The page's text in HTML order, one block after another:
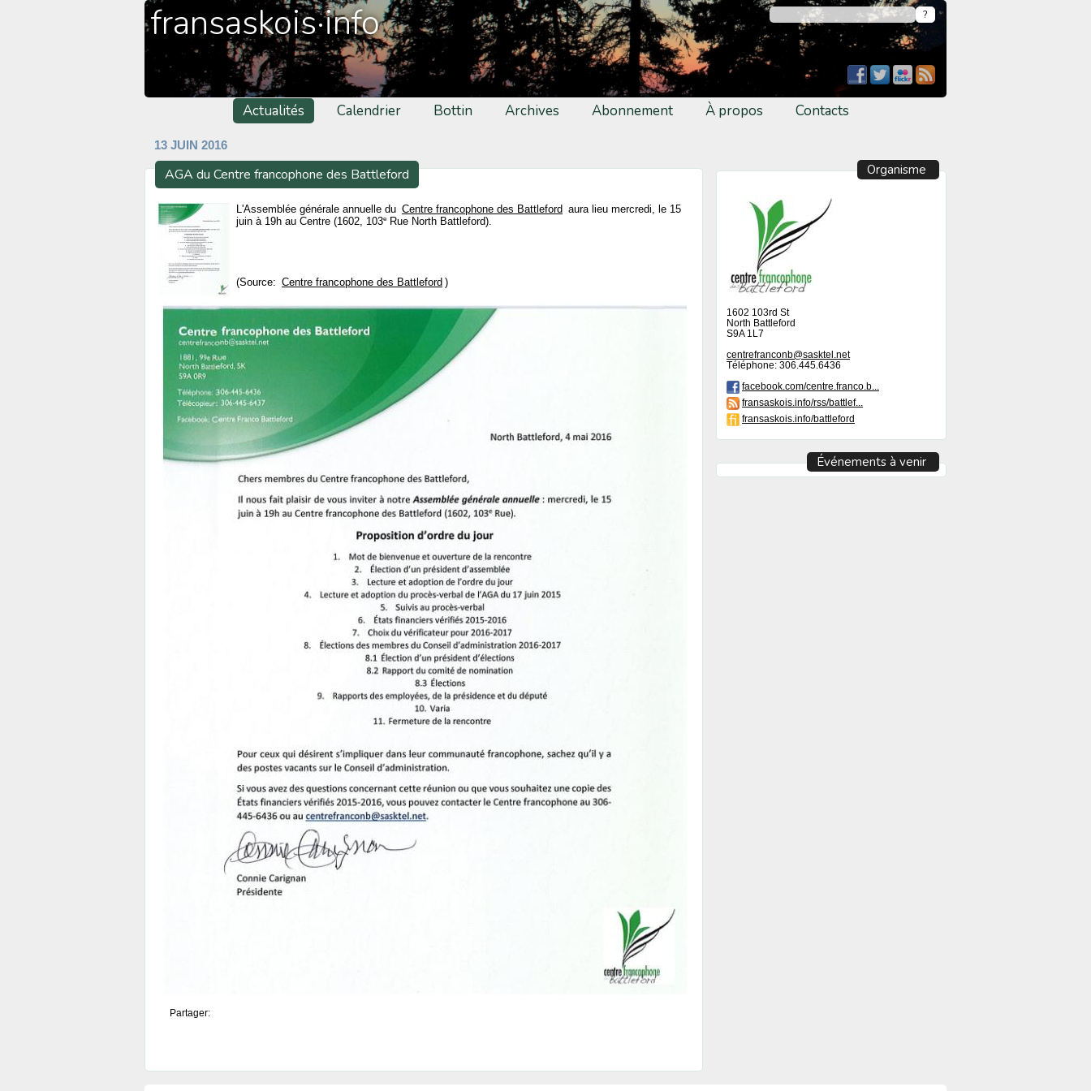
fransaskois·info
Actualités Calendrier Bottin Archives Abonnement À propos Contacts
13 JUIN 2016
AGA du Centre francophone des Battleford
L'Assemblée générale annuelle du Centre francophone des Battleford aura lieu mercredi, le 15
juin à 19h au Centre (1602, 103e Rue North Battleford).
(Source: Centre francophone des Battleford )
Partager:
Organisme
1602 103rd St
North Battleford
S9A 1L7
centrefranconb@sasktel.net
Téléphone: 306.445.6436
facebook.com/centre.franco.b...
fransaskois.info/rss/battlef...
fransaskois.info/battleford
Événements à venir